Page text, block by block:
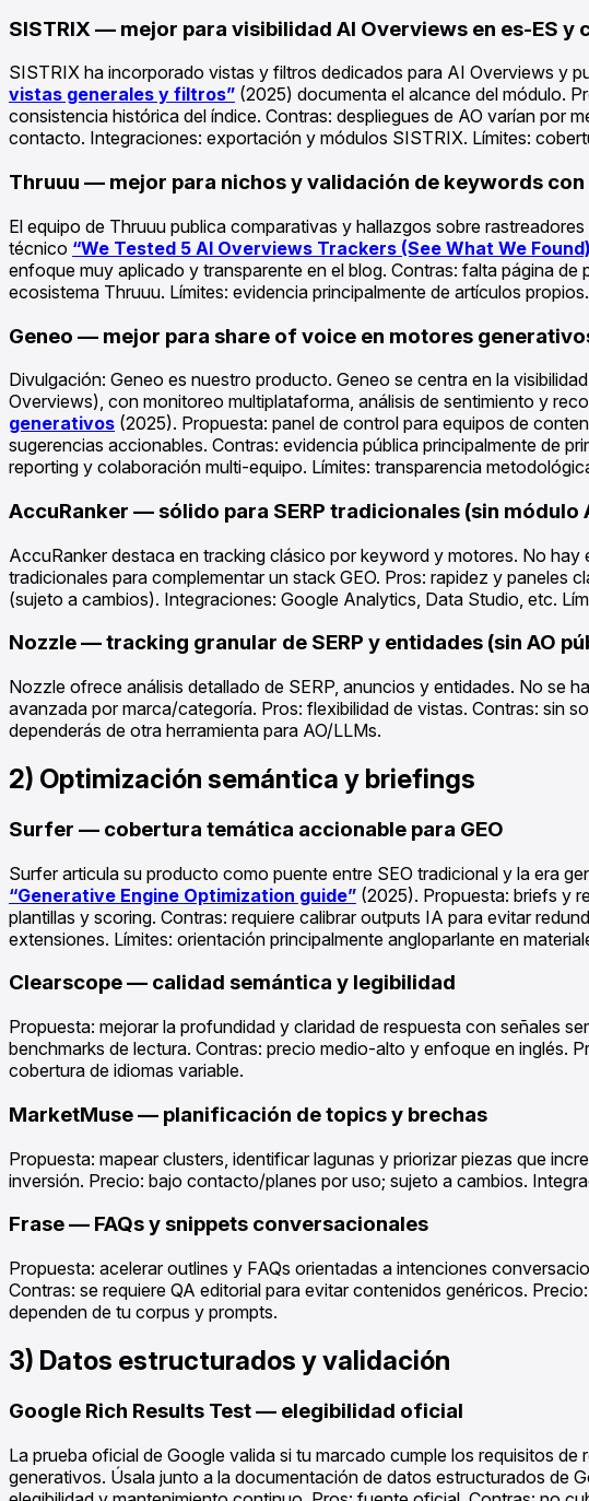
SISTRIX — mejor para visibilidad AI Overviews en es-ES y
SISTRIX ha incorporado vistas y filtros dedicados para AI Overviews y
vistas generales y filtros” (2025) documenta el alcance del módulo.
consistencia histórica del índice. Contras: despliegues de AO varían por
contacto. Integraciones: exportación y módulos SISTRIX. Límites:
Thruuu — mejor para nichos y validación de keywords con
El equipo de Thruuu publica comparativas y hallazgos sobre
técnico “We Tested 5 AI Overviews Trackers (See What We
enfoque muy aplicado y transparente en el blog. Contras: falta página
ecosistema Thruuu. Límites: evidencia principalmente de artículos propios.
Geneo — mejor para share of voice en motores
Divulgación: Geneo es nuestro producto. Geneo se centra en la
Overviews), con monitoreo multiplataforma, análisis de sentimiento y
generativos (2025). Propuesta: panel de control para equipos de
sugerencias accionables. Contras: evidencia pública principalmente de
reporting y colaboración multi-equipo. Límites: transparencia
AccuRanker — sólido para SERP tradicionales (sin módulo
AccuRanker destaca en tracking clásico por keyword y motores. No
tradicionales para complementar un stack GEO. Pros: rapidez y paneles
(sujeto a cambios). Integraciones: Google Analytics, Data Studio, etc.
Nozzle — tracking granular de SERP y entidades (sin AO
Nozzle ofrece análisis detallado de SERP, anuncios y entidades. No se
avanzada por marca/categoría. Pros: flexibilidad de vistas. Contras: sin
dependerás de otra herramienta para AO/LLMs.
2) Optimización semántica y briefings
Surfer — cobertura temática accionable para GEO
Surfer articula su producto como puente entre SEO tradicional y la era
“Generative Engine Optimization guide” (2025). Propuesta: briefs y
plantillas y scoring. Contras: requiere calibrar outputs IA para evitar
extensiones. Límites: orientación principalmente angloparlante en
Clearscope — calidad semántica y legibilidad
Propuesta: mejorar la profundidad y claridad de respuesta con señales
benchmarks de lectura. Contras: precio medio-alto y enfoque en inglés.
cobertura de idiomas variable.
MarketMuse — planificación de topics y brechas
Propuesta: mapear clusters, identificar lagunas y priorizar piezas que
inversión. Precio: bajo contacto/planes por uso; sujeto a cambios.
Frase — FAQs y snippets conversacionales
Propuesta: acelerar outlines y FAQs orientadas a intenciones
Contras: se requiere QA editorial para evitar contenidos genéricos.
dependen de tu corpus y prompts.
3) Datos estructurados y validación
Google Rich Results Test — elegibilidad oficial
La prueba oficial de Google valida si tu marcado cumple los requisitos
generativos. Úsala junto a la documentación de datos estructurados de